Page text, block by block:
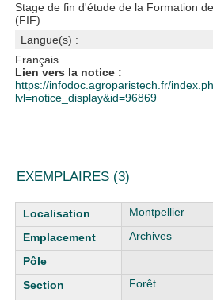
Stage de fin d'étude de la Formation
(FIF)
Langue(s) :
Français
Lien vers la notice :
https://infodoc.agroparistech.fr/
lvl=notice_display&id=96869
EXEMPLAIRES (3)
Liste des exemplaires
Montpellier
Archives
Forêt